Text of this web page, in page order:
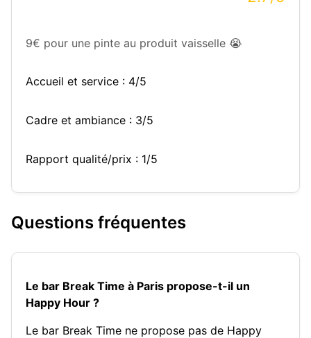
9€ pour une pinte au produit vaisselle 😭
Accueil et service : 4/5
Cadre et ambiance : 3/5
Rapport qualité/prix : 1/5
Questions fréquentes
Le bar Break Time à Paris propose-t-il un
Happy Hour ?
Le bar Break Time ne propose pas de Happy